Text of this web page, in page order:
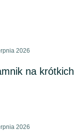
2026
na krótkich
2026